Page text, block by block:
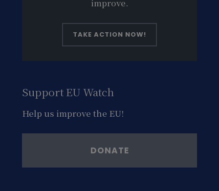
improve.
TAKE ACTION NOW!
Support EU Watch
Help us improve the EU!
DONATE